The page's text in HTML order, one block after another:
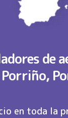
de
Porriño,
en toda la